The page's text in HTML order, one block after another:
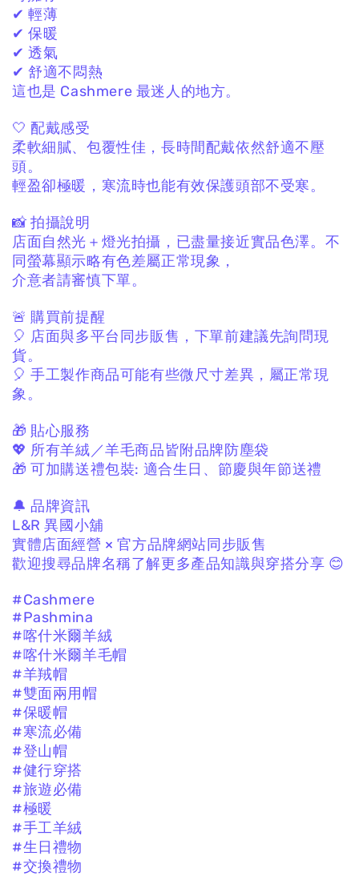
✔ 輕薄
✔ 保暖
✔ 透氣
✔ 舒適不悶熱
這也是 Cashmere 最迷人的地方。
🤍 配戴感受
柔軟細膩、包覆性佳，長時間配戴依然舒適不壓
頭。
輕盈卻極暖， 寒流時也能有效保護頭部不受寒。
📸 拍攝說明
店面自然光＋燈光拍攝， 已盡量接近實品色澤。 不
同螢幕顯示略有色差屬正常現象，
介意者請審慎下單。
🚨 購買前提醒
🎈 店面與多平台同步販售， 下單前建議先詢問現
貨。
🎈 手工製作商品可能有些微尺寸差異， 屬正常現
象。
🎁 貼心服務
💖 所有羊絨／羊毛商品皆附品牌防塵袋
🎁 可加購送禮包裝: 適合生日、節慶與年節送禮
🔔 品牌資訊
L&R 異國小舖
實體店面經營 × 官方品牌網站同步販售
歡迎搜尋品牌名稱了解更多產品知識與穿搭分享 😊
#Cashmere
#Pashmina
#喀什米爾羊絨
#喀什米爾羊毛帽
#羊羢帽
#雙面兩用帽
#保暖帽
#寒流必備
#登山帽
#健行穿搭
#旅遊必備
#極暖
#手工羊絨
#生日禮物
#交換禮物